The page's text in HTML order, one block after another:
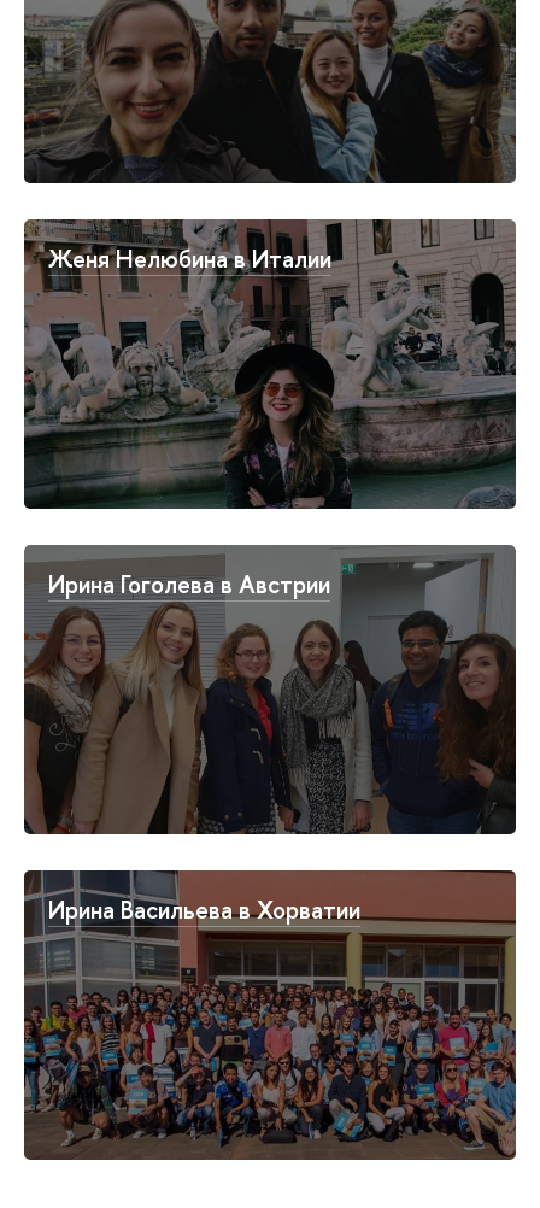
Женя Нелюбина в Италии
Ирина Гоголева в Австрии
Ирина Васильева в Хорватии